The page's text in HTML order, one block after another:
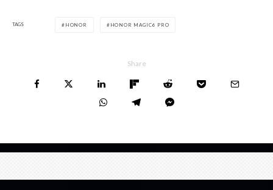
TAGS HONOR HONOR MAGIC6 PRO
Share